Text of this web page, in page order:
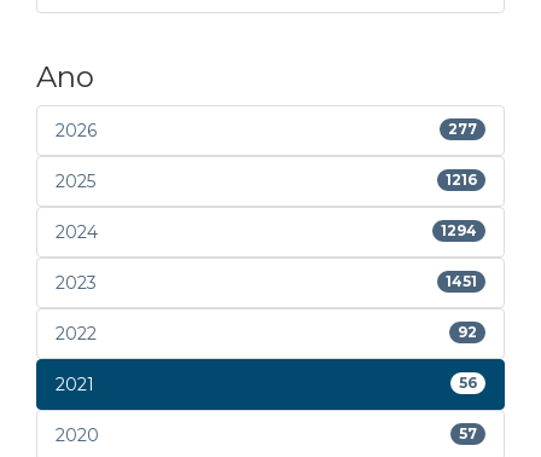
Ano
2026 277
2025 1216
2024 1294
2023 1451
2022 92
2021 56
2020 57